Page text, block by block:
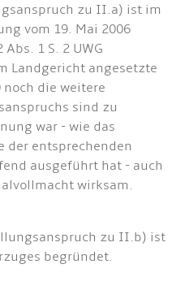
zu II.a) ist im
vom 19. Mai 2006
1 S. 2 UWG
Landgericht angesetzte
noch die weitere
sind zu
war - wie das
der entsprechenden
ausgeführt hat - auch
wirksam.
zu II.b) ist
begründet.